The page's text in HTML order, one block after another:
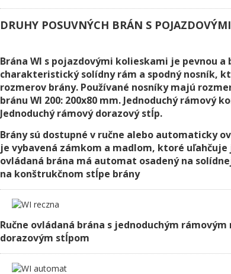
DRUHY POSUVNÝCH BRÁN S
Brána WI s pojazdovými kolieskami je pevnou
charakteristický solídny rám a spodný nosník,
rozmerov brány. Používané nosníky majú
bránu WI 200: 200x80 mm. Jednoduchý rámový
Jednoduchý rámový dorazový stĺp.
Brány sú dostupné v ručne alebo automaticky
je vybavená zámkom a madlom, ktoré
ovládaná brána má automat osadený na
na konštrukčnom stĺpe brány
Ručne ovládaná brána s jednoduchým
dorazovým stĺpom